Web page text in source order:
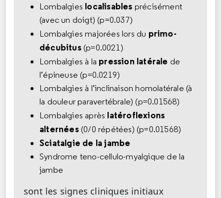
Lombalgies localisables précisément
(avec un doigt) (p=0.037)
Lombalgies majorées lors du primo-
décubitus(p=0.0021)
Lombalgies à la pression latérale de
l’épineuse (p=0.0219)
Lombalgies à l’inclinaison homolatérale (à
la douleur paravertébrale) (p=0.01568)
Lombalgies après latéroflexions
alternées(0/0 répétées) (p=0.01568)
Sciatalgie de la jambe
Syndrome teno-cellulo-myalgique de la
jambe
sont les signes cliniques initiaux